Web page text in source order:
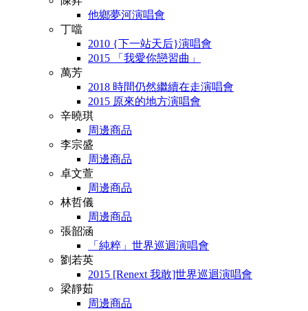
他鄉夢河演唱會
丁噹
2010 {下一站天后}演唱會
2015 「我愛你戀習曲」
萬芳
2018 時間仍然繼續在走演唱會
2015 原來的地方演唱會
辛曉琪
周邊商品
李宗盛
周邊商品
卓文萱
周邊商品
林哲儀
周邊商品
張韶涵
「純粹」世界巡迴演唱會
劉若英
2015 [Renext 我敢]世界巡迴演唱會
梁靜茹
周邊商品